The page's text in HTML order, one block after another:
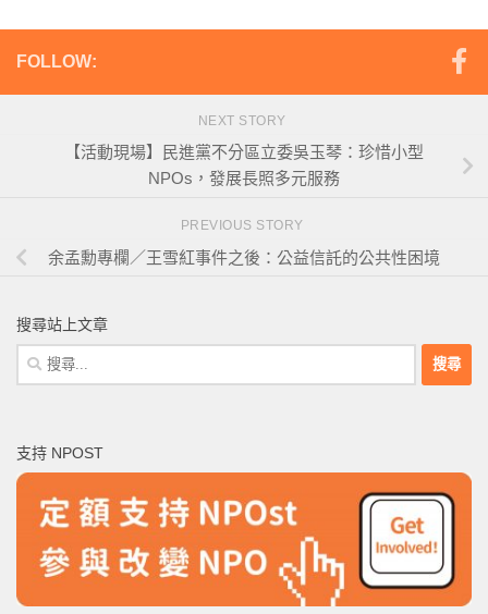
FOLLOW:
NEXT STORY
【活動現場】民進黨不分區立委吳玉琴：珍惜小型
NPOs，發展長照多元服務
PREVIOUS STORY
余孟勳專欄／王雪紅事件之後：公益信託的公共性困境
搜尋站上文章
搜
尋
字:
支持 NPOST